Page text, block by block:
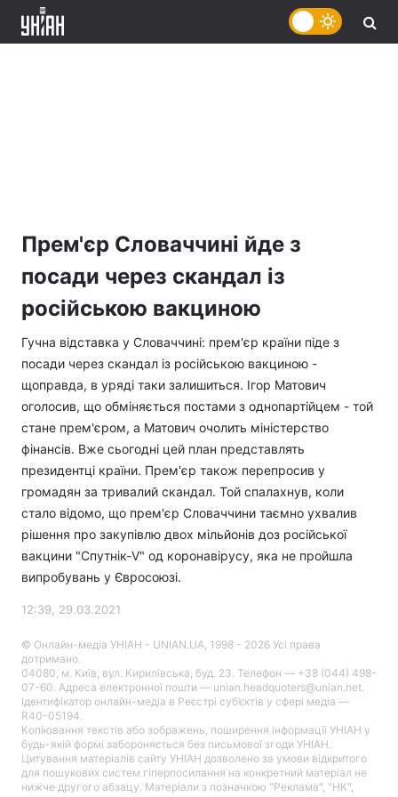
Прем'єр Словаччині йде з
посади через скандал із
російською вакциною
Гучна відставка у Словаччині: прем'єр країни піде з
посади через скандал із російською вакциною -
щоправда, в уряді таки залишиться. Ігор Матович
оголосив, що обміняється постами з однопартійцем - той
стане прем'єром, а Матович очолить міністерство
фінансів. Вже сьогодні цей план представлять
президентці країни. Прем'єр також перепросив у
громадян за тривалий скандал. Той спалахнув, коли
стало відомо, що прем'єр Словаччини таємно ухвалив
рішення про закупівлю двох мільйонів доз російської
вакцини "Спутнік-V" од коронавірусу, яка не пройшла
випробувань у Євросоюзі.
12:39, 29.03.2021
© Онлайн-медіа УНІАН - UNIAN.UA, 1998 - 2026 Усі права
дотримано.
04080, м. Київ, вул. Кирилівська, буд. 23. Телефон — +38 (044) 498-
07-60. Адреса електронної пошти — unian.headquoters@unian.net.
Ідентифікатор онлайн-медіа в Реєстрі суб’єктів у сфері медіа —
R40-05194.
Копіювання текстів або зображень, поширення інформації УНІАН у
будь-якій формі забороняється без письмової згоди УНІАН.
Цитування матеріалів сайту УНІАН дозволено за умови відкритого
для пошукових систем гіперпосилання на конкретний матеріал не
нижче другого абзацу. Матеріали з позначкою "Реклама", "НК",